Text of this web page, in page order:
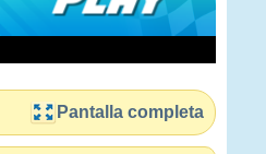
Pantalla completa